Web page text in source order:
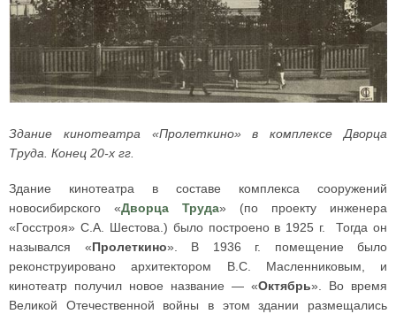
Здание кинотеатра «Пролеткино» в комплексе Дворца
Труда. Конец 20-х гг.
Здание кинотеатра в составе комплекса сооружений
новосибирского «Дворца Труда» (по проекту инженера
«Госстроя» C.А. Шестова.) было построено в 1925 г. Тогда он
назывался «Пролеткино». В 1936 г. помещение было
реконструировано архитектором В.С. Масленниковым, и
кинотеатр получил новое название — «Октябрь». Во время
Великой Отечественной войны в этом здании размещались